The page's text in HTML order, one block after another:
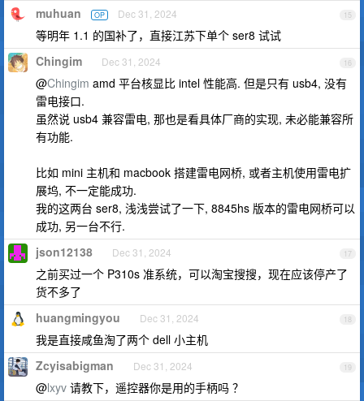
15
muhuan OP Dec 31, 2024
等明年 1.1 的国补了，直接江苏下单个 ser8 试试
16
Chingim Dec 31, 2024
@Chingim amd 平台核显比 intel 性能高. 但是只有 usb4, 没有
雷电接口.
虽然说 usb4 兼容雷电, 那也是看具体厂商的实现, 未必能兼容所
有功能.
比如 mini 主机和 macbook 搭建雷电网桥, 或者主机使用雷电扩
展坞, 不一定能成功.
我的这两台 ser8, 浅浅尝试了一下, 8845hs 版本的雷电网桥可以
成功, 另一台不行.
17
json12138 Dec 31, 2024
之前买过一个 P310s 准系统，可以淘宝搜搜，现在应该停产了
货不多了
18
huangmingyou Dec 31, 2024
我是直接咸鱼淘了两个 dell 小主机
19
Zcyisabigman Dec 31, 2024
@lxyv 请教下，遥控器你是用的手柄吗 ？